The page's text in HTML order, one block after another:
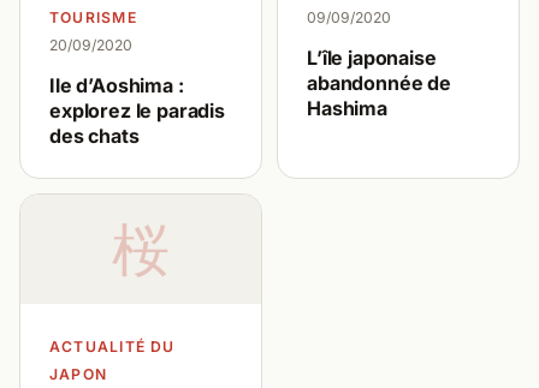
TOURISME
20/09/2020
Ile d’Aoshima :
explorez le paradis
des chats
09/09/2020
L’île japonaise
abandonnée de
Hashima
桜
ACTUALITÉ DU
JAPON